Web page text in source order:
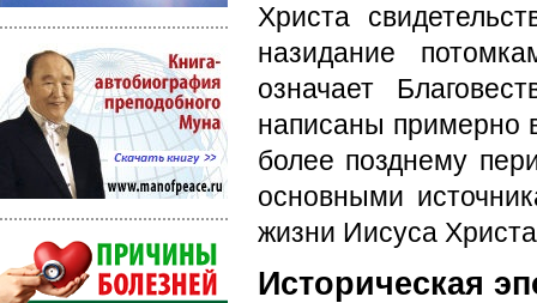
Христа
назидание
означает
написаны примерно
более позднему
основными
жизни Иисуса
Историческая